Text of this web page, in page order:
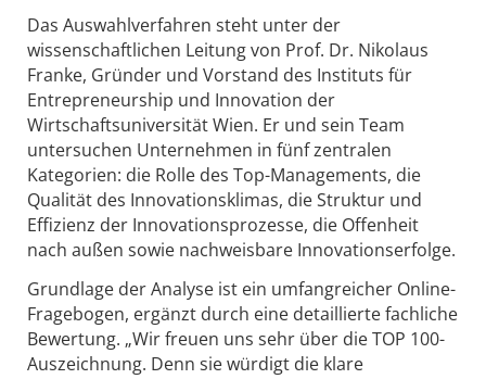
Das Auswahlverfahren steht unter der
wissenschaftlichen Leitung von Prof. Dr. Nikolaus
Franke, Gründer und Vorstand des Instituts für
Entrepreneurship und Innovation der
Wirtschaftsuniversität Wien. Er und sein Team
untersuchen Unternehmen in fünf zentralen
Kategorien: die Rolle des Top-Managements, die
Qualität des Innovationsklimas, die Struktur und
Effizienz der Innovationsprozesse, die Offenheit
nach außen sowie nachweisbare Innovationserfolge.
Grundlage der Analyse ist ein umfangreicher Online-
Fragebogen, ergänzt durch eine detaillierte fachliche
Bewertung. „Wir freuen uns sehr über die TOP 100-
Auszeichnung. Denn sie würdigt die klare